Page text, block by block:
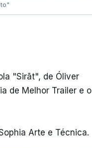
"Sirāt", de Óliver
de Melhor Trailer e o
Arte e Técnica.